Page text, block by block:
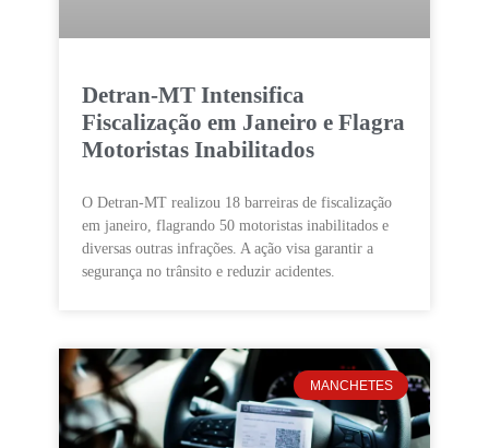
Detran-MT Intensifica
Fiscalização em Janeiro e Flagra
Motoristas Inabilitados
O Detran-MT realizou 18 barreiras de fiscalização
em janeiro, flagrando 50 motoristas inabilitados e
diversas outras infrações. A ação visa garantir a
segurança no trânsito e reduzir acidentes.
MANCHETES